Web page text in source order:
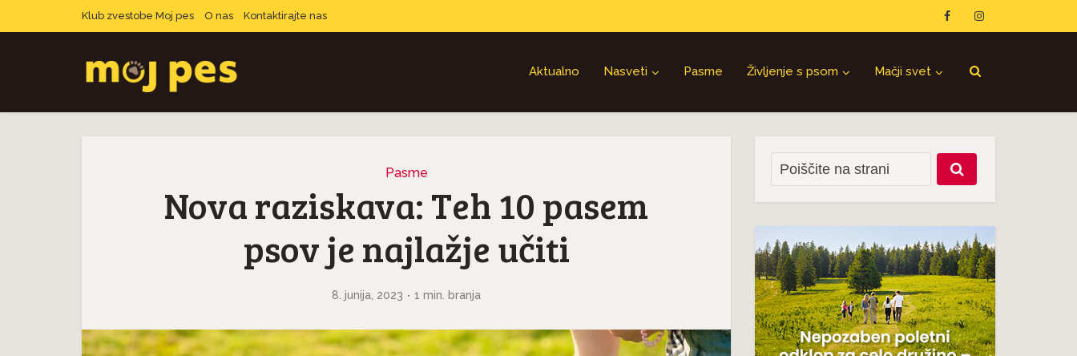
Klub zvestobe Moj pes O nas Kontaktirajte nas
Aktualno Nasveti Pasme Življenje s psom Mačji svet
Pasme
Nova raziskava: Teh 10 pasem
psov je najlažje učiti
8. junija, 2023 1 min. branja